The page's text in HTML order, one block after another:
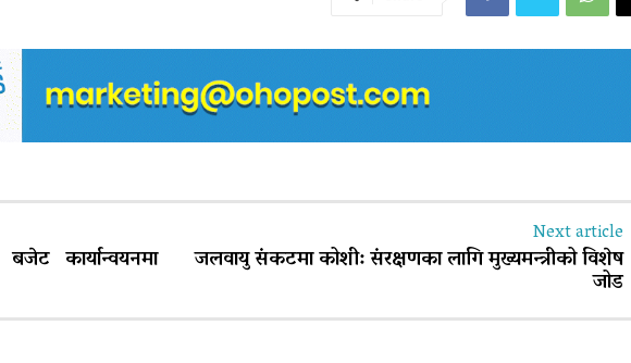
बजेट कार्यान्वयनमा
Next article
जलवायु संकटमा कोशी: संरक्षणका लागि मुख्यमन्त्रीको विशेष
जोड